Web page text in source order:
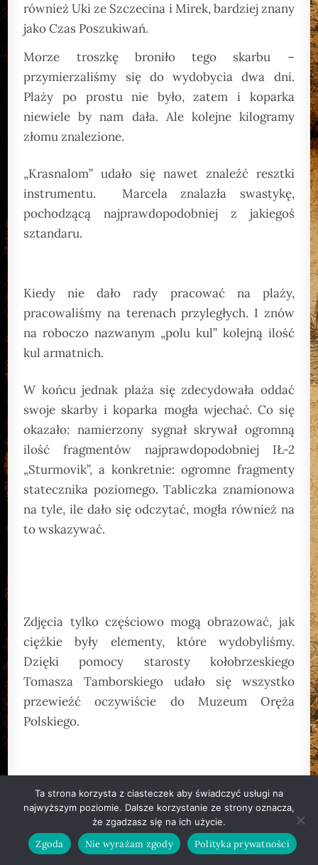
również Uki ze Szczecina i Mirek, bardziej znany
jako Czas Poszukiwań.
Morze troszkę broniło tego skarbu –
przymierzaliśmy się do wydobycia dwa dni.
Plaży po prostu nie było, zatem i koparka
niewiele by nam dała. Ale kolejne kilogramy
złomu znalezione.
„Krasnalom” udało się nawet znaleźć resztki
instrumentu. Marcela znalazła swastykę,
pochodzącą najprawdopodobniej z jakiegoś
sztandaru.
Kiedy nie dało rady pracować na plaży,
pracowaliśmy na terenach przyległych. I znów
na roboczo nazwanym „polu kul” kolejną ilość
kul armatnich.
W końcu jednak plaża się zdecydowała oddać
swoje skarby i koparka mogła wjechać. Co się
okazało: namierzony sygnał skrywał ogromną
ilość fragmentów najprawdopodobniej IŁ-2
„Sturmovik”, a konkretnie: ogromne fragmenty
statecznika poziomego. Tabliczka znamionowa
na tyle, ile dało się odczytać, mogła również na
to wskazywać.
Zdjęcia tylko częściowo mogą obrazować, jak
ciężkie były elementy, które wydobyliśmy.
Dzięki pomocy starosty kołobrzeskiego
Tomasza Tamborskiego udało się wszystko
przewieźć oczywiście do Muzeum Oręża
Polskiego.
etap prac związanych z oczyszczaniem plaży i
terenów przyległych. I tym razem nie zawiedli
nasi przyjaciele, którzy nam w tych pracach
Ta strona korzysta z ciasteczek aby świadczyć usługi na
najwyższym poziomie. Dalsze korzystanie ze strony oznacza,
że zgadzasz się na ich użycie.
Zgoda Nie wyrażam zgody Polityka prywatności